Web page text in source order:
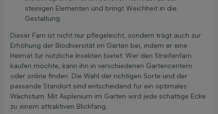
steinigen Elementen und bringt Weichheit in die
Gestaltung.
Dieser Farn ist nicht nur pflegeleicht, sondern trägt auch zur
Erhöhung der Biodiversität im Garten bei, indem er eine
Heimat für nützliche Insekten bietet. Wer den Streifenfarn
kaufen möchte, kann ihn in verschiedenen Gartencentern
oder online finden. Die Wahl der richtigen Sorte und der
passende Standort sind entscheidend für ein optimales
Wachstum. Mit Asplenium im Garten wird jede schattige Ecke
zu einem attraktiven Blickfang.